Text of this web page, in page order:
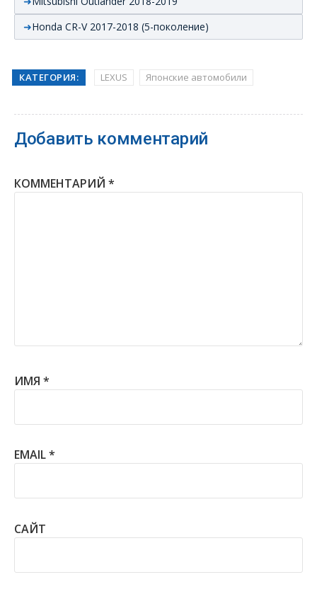
Honda CR-V 2017-2018 (5-поколение)
КАТЕГОРИЯ: LEXUS Японские автомобили
Добавить комментарий
КОММЕНТАРИЙ *
ИМЯ *
EMAIL*
САЙТ